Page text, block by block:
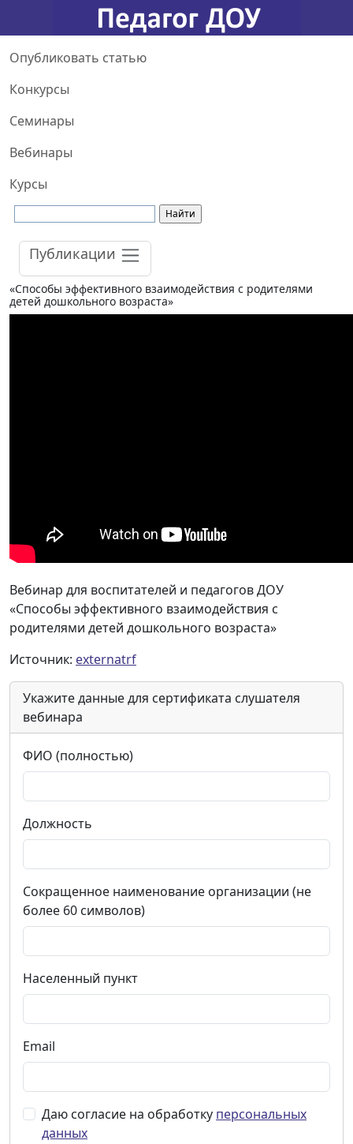
Опубликовать статью
Конкурсы
Семинары
Вебинары
Курсы
Публикации
«Способы эффективного взаимодействия с родителями
детей дошкольного возраста»
Вебинар для воспитателей и педагогов ДОУ
«Способы эффективного взаимодействия с
родителями детей дошкольного возраста»
Источник: externatrf
Укажите данные для сертификата слушателя
вебинара
ФИО (полностью)
Должность
Сокращенное наименование организации (не
более 60 символов)
Населенный пункт
Email
Даю согласие на обработку персональных
данных